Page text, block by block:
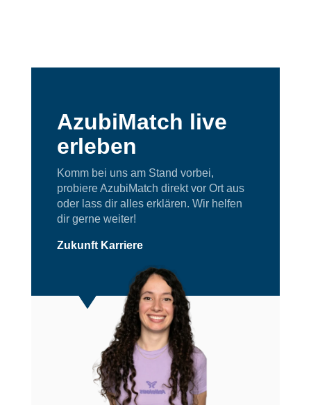
AzubiMatch live
erleben
Komm bei uns am Stand vorbei,
probiere AzubiMatch direkt vor Ort aus
oder lass dir alles erklären. Wir helfen
dir gerne weiter!
Zukunft Karriere